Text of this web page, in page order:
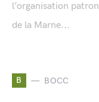
l’organisation
de la Marne...
B BOCC